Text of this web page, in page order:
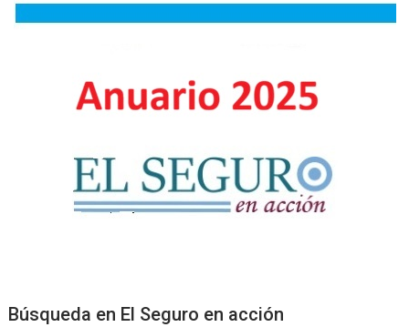
Búsqueda en El Seguro en acción